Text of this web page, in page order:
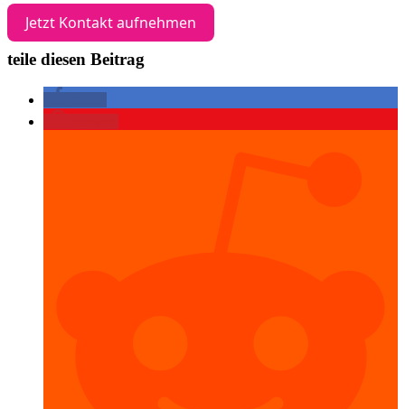
Jetzt Kontakt aufnehmen
teile diesen Beitrag